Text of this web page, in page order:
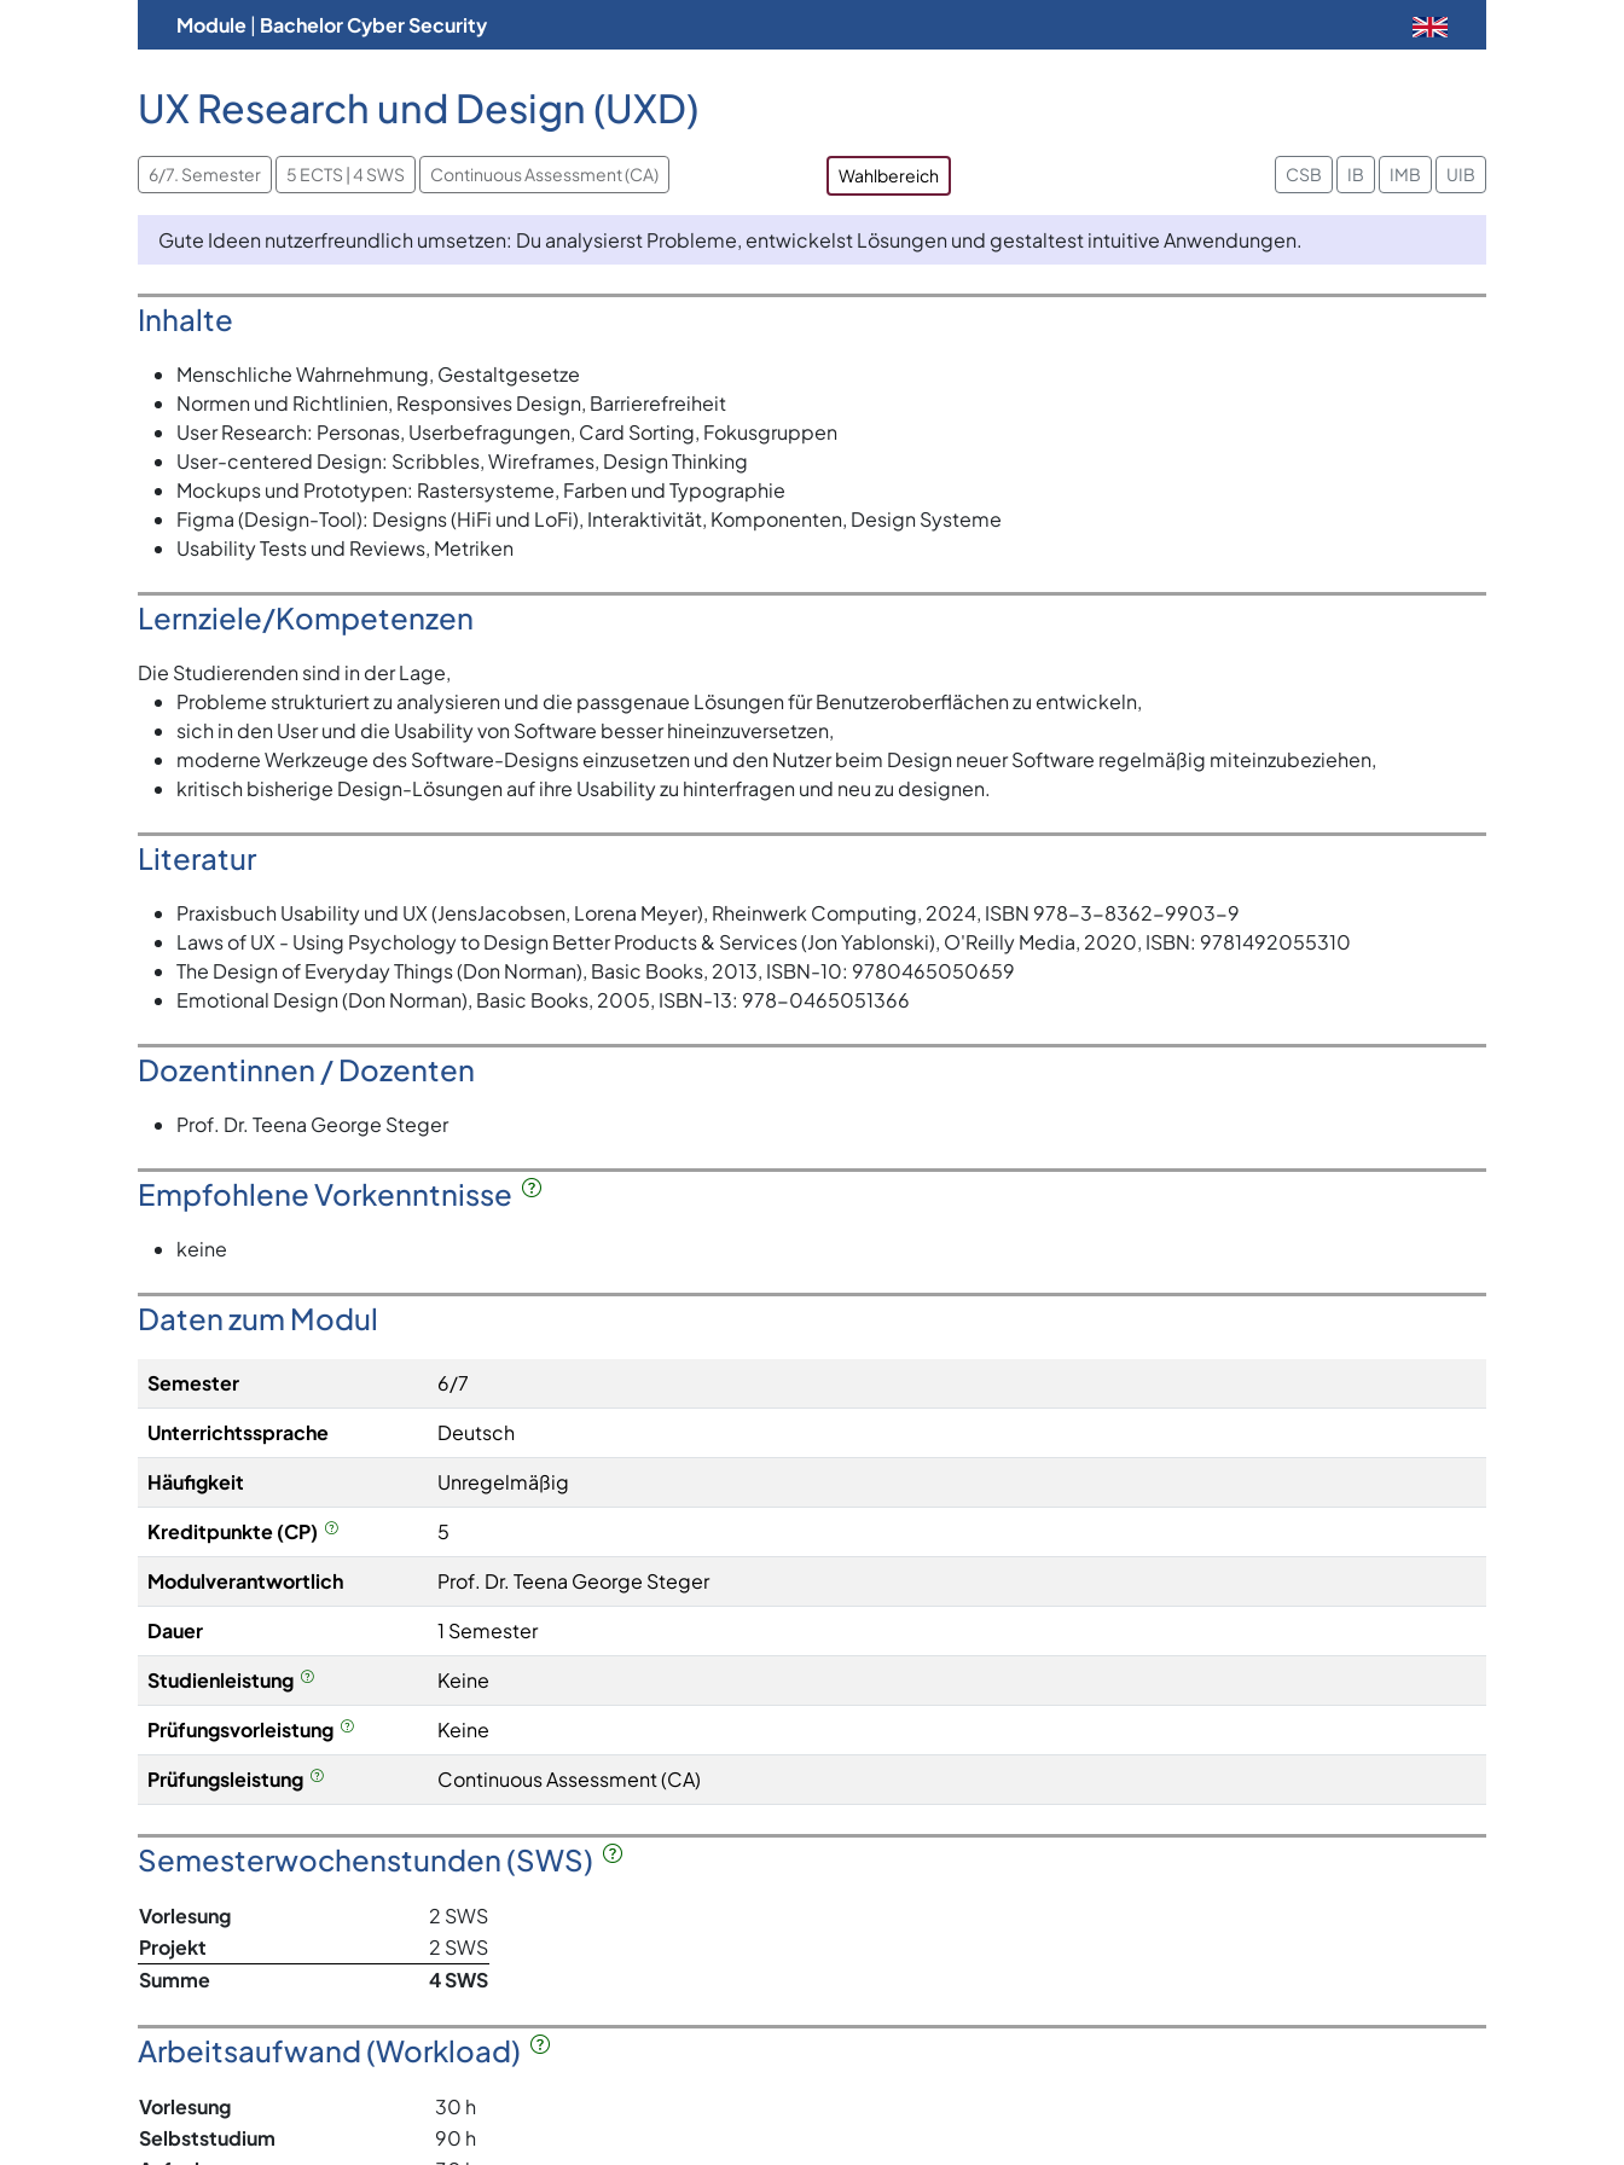
Module| Bachelor Cyber Security
UX Research und Design (UXD)
6/7. Semester 5 ECTS | 4 SWS Continuous Assessment (CA) Wahlbereich CSB IB IMB UIB
Gute Ideen nutzerfreundlich umsetzen: Du analysierst Probleme, entwickelst Lösungen und gestaltest intuitive Anwendungen.
Inhalte
Menschliche Wahrnehmung, Gestaltgesetze
Normen und Richtlinien, Responsives Design, Barrierefreiheit
User Research: Personas, Userbefragungen, Card Sorting, Fokusgruppen
User-centered Design: Scribbles, Wireframes, Design Thinking
Mockups und Prototypen: Rastersysteme, Farben und Typographie
Figma (Design-Tool): Designs (HiFi und LoFi), Interaktivität, Komponenten, Design Systeme
Usability Tests und Reviews, Metriken
Lernziele/Kompetenzen
Die Studierenden sind in der Lage,
Probleme strukturiert zu analysieren und die passgenaue Lösungen für Benutzeroberflächen zu entwickeln,
sich in den User und die Usability von Software besser hineinzuversetzen,
moderne Werkzeuge des Software-Designs einzusetzen und den Nutzer beim Design neuer Software regelmäßig miteinzubeziehen,
kritisch bisherige Design-Lösungen auf ihre Usability zu hinterfragen und neu zu designen.
Literatur
Praxisbuch Usability und UX (JensJacobsen, Lorena Meyer), Rheinwerk Computing, 2024, ISBN 978-3-8362-9903-9
Laws of UX - Using Psychology to Design Better Products & Services (Jon Yablonski), O'Reilly Media, 2020, ISBN: 9781492055310
The Design of Everyday Things (Don Norman), Basic Books, 2013, ISBN-10: 9780465050659
Emotional Design (Don Norman), Basic Books, 2005, ISBN-13: 978-0465051366
Dozentinnen / Dozenten
Prof. Dr. Teena George Steger
Empfohlene Vorkenntnisse
keine
Daten zum Modul
Semester
6/7
Unterrichtssprache
Deutsch
Häufigkeit
Unregelmäßig
Kreditpunkte (CP)
5
Modulverantwortlich
Prof. Dr. Teena George Steger
Dauer
1 Semester
Studienleistung
Keine
Prüfungsvorleistung
Keine
Prüfungsleistung
Continuous Assessment (CA)
Semesterwochenstunden (SWS)
Vorlesung
2 SWS
Projekt
2 SWS
Summe
4 SWS
Arbeitsaufwand (Workload)
Vorlesung
30 h
Selbststudium
90 h